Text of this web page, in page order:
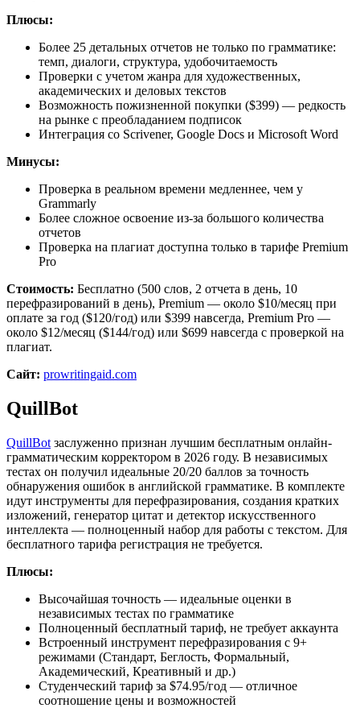
Плюсы:
Более 25 детальных отчетов не только по грамматике:
темп, диалоги, структура, удобочитаемость
Проверки с учетом жанра для художественных,
академических и деловых текстов
Возможность пожизненной покупки ($399) — редкость
на рынке с преобладанием подписок
Интеграция со Scrivener, Google Docs и Microsoft Word
Минусы:
Проверка в реальном времени медленнее, чем у
Grammarly
Более сложное освоение из-за большого количества
отчетов
Проверка на плагиат доступна только в тарифе Premium
Pro
Стоимость: Бесплатно (500 слов, 2 отчета в день, 10
перефразирований в день), Premium — около $10/месяц при
оплате за год ($120/год) или $399 навсегда, Premium Pro —
около $12/месяц ($144/год) или $699 навсегда с проверкой на
плагиат.
Сайт: prowritingaid.com
QuillBot
QuillBot заслуженно признан лучшим бесплатным онлайн-
грамматическим корректором в 2026 году. В независимых
тестах он получил идеальные 20/20 баллов за точность
обнаружения ошибок в английской грамматике. В комплекте
идут инструменты для перефразирования, создания кратких
изложений, генератор цитат и детектор искусственного
интеллекта — полноценный набор для работы с текстом. Для
бесплатного тарифа регистрация не требуется.
Плюсы:
Высочайшая точность — идеальные оценки в
независимых тестах по грамматике
Полноценный бесплатный тариф, не требует аккаунта
Встроенный инструмент перефразирования с 9+
режимами (Стандарт, Беглость, Формальный,
Академический, Креативный и др.)
Студенческий тариф за $74.95/год — отличное
соотношение цены и возможностей